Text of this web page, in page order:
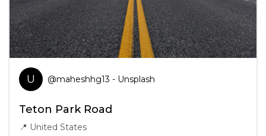
U @maheshhg13 - Unsplash
Teton Park Road
📍 United States